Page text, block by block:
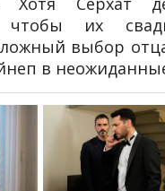
чтобы их
выбор
в